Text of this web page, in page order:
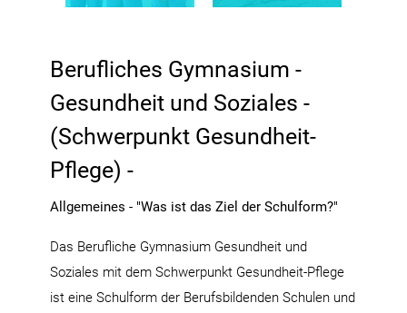
Berufliches Gymnasium -
Gesundheit und Soziales -
(Schwerpunkt Gesundheit-
Pflege) -
Allgemeines - "Was ist das Ziel der Schulform?"
Das Berufliche Gymnasium Gesundheit und
Soziales mit dem Schwerpunkt Gesundheit-Pflege
ist eine Schulform der Berufsbildenden Schulen und